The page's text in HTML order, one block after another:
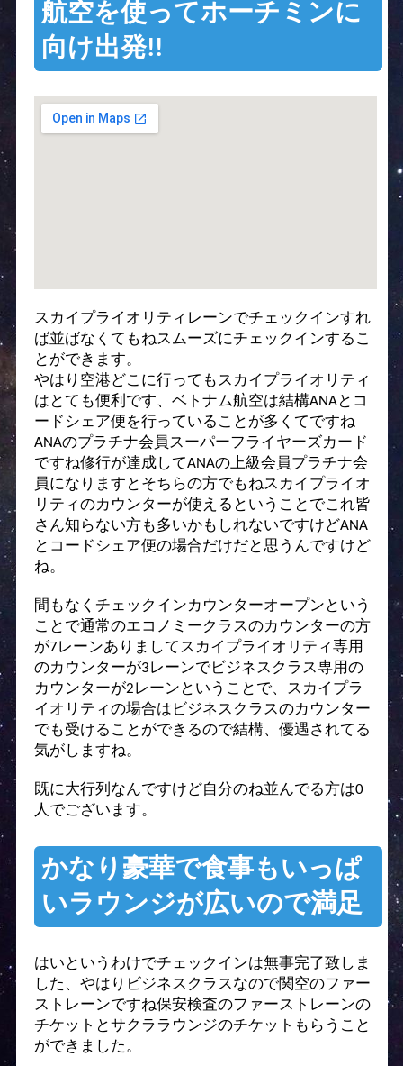
航空を使ってホーチミンに
向け出発!!
スカイプライオリティレーンでチェックインすれ
ば並ばなくてもねスムーズにチェックインするこ
とができます。
やはり空港どこに行ってもスカイプライオリティ
はとても便利です、ベトナム航空は結構ANAとコ
ードシェア便を行っていることが多くてですね
ANAのプラチナ会員スーパーフライヤーズカード
ですね修行が達成してANAの上級会員プラチナ会
員になりますとそちらの方でもねスカイプライオ
リティのカウンターが使えるということでこれ皆
さん知らない方も多いかもしれないですけどANA
とコードシェア便の場合だけだと思うんですけど
ね。
間もなくチェックインカウンターオープンという
ことで通常のエコノミークラスのカウンターの方
が7レーンありましてスカイプライオリティ専用
のカウンターが3レーンでビジネスクラス専用の
カウンターが2レーンということで、スカイプラ
イオリティの場合はビジネスクラスのカウンター
でも受けることができるので結構、優遇されてる
気がしますね。
既に大行列なんですけど自分のね並んでる方は0
人でございます。
かなり豪華で食事もいっぱ
いラウンジが広いので満足
はいというわけでチェックインは無事完了致しま
した、やはりビジネスクラスなので関空のファー
ストレーンですね保安検査のファーストレーンの
チケットとサクララウンジのチケットもらうこと
ができました。